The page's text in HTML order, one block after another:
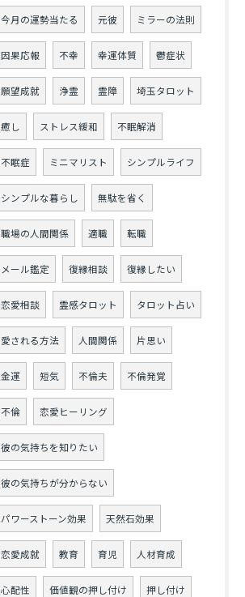
今月の運勢当たる 元彼 ミラーの法則
因果応報 不幸 幸運体質 鬱症状
願望成就 浄霊 霊障 埼玉タロット
癒し ストレス緩和 不眠解消
不眠症 ミニマリスト シンプルライフ
シンプルな暮らし 無駄を省く
職場の人間関係 適職 転職
メール鑑定 復縁相談 復縁したい
恋愛相談 霊感タロット タロット占い
愛される方法 人間関係 片思い
金運 短気 不倫夫 不倫発覚
不倫 恋愛ヒーリング
彼の気持ちを知りたい
彼の気持ちが分からない
パワーストーン効果 天然石効果
恋愛成就 教育 育児 人材育成
心配性 価値観の押し付け 押し付け